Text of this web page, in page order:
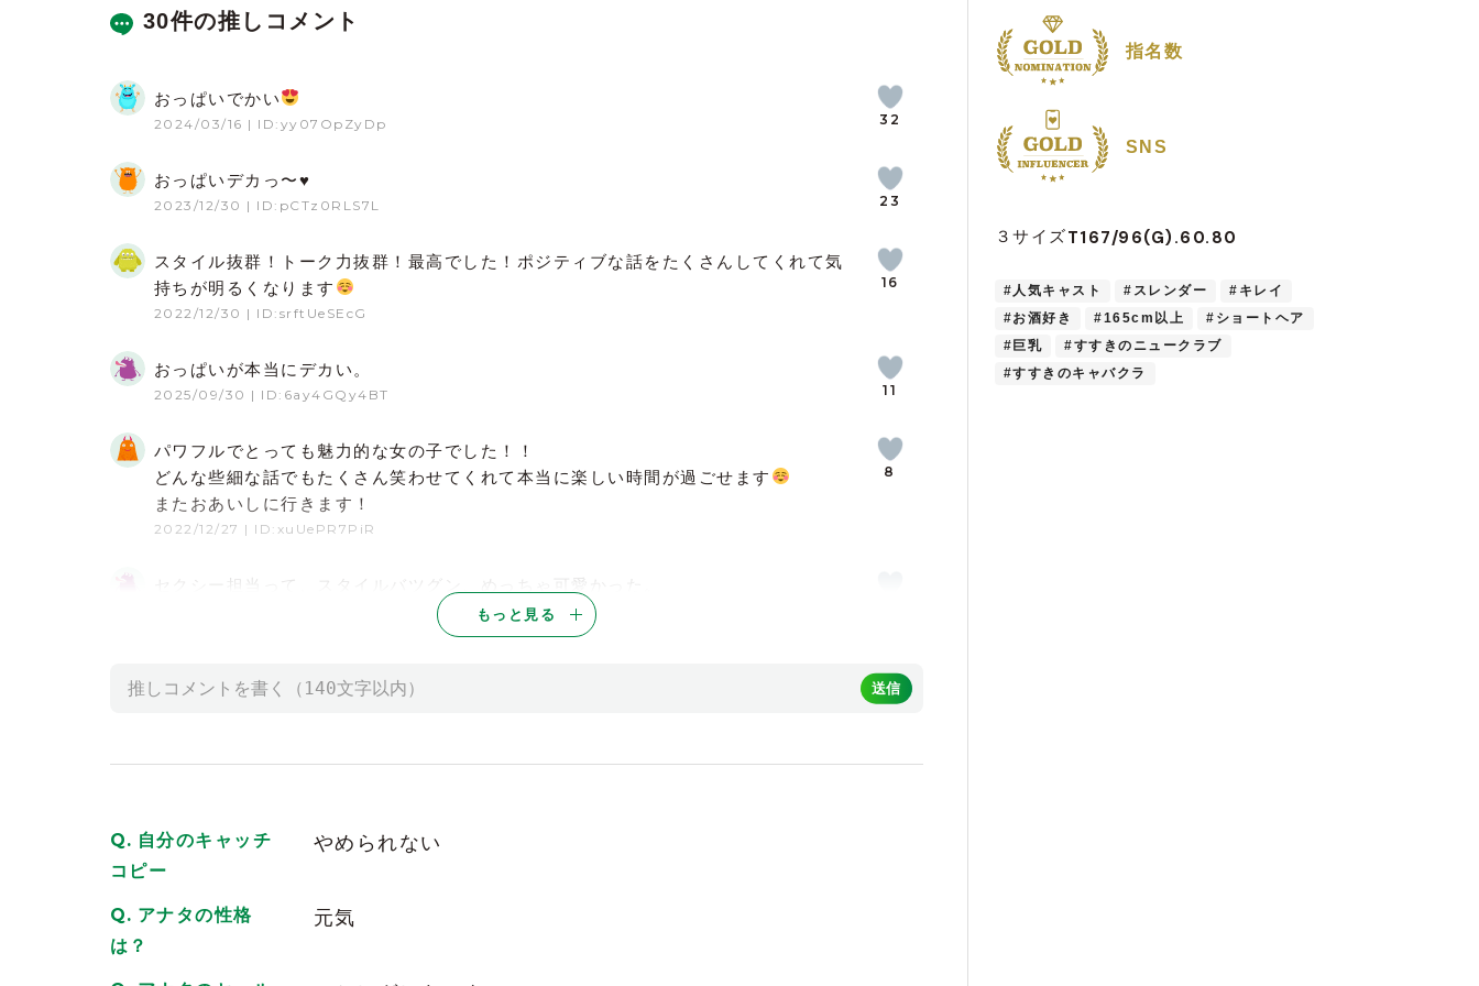
30件の推しコメント
2024/03/16 | ID:yy07OpZyDp
おっぱいでかい
32
2023/12/30 | ID:pCTz0RLS7L
おっぱいデカっ〜♥
23
2022/12/30 | ID:srftUeSEcG
スタイル抜群！トーク力抜群！最高でした！ポジティブな話をたくさんしてくれて気
持ちが明るくなります
16
2025/09/30 | ID:6ay4GQy4BT
おっぱいが本当にデカい。
11
2022/12/27 | ID:xuUePR7PiR
パワフルでとっても魅力的な女の子でした！！
どんな些細な話でもたくさん笑わせてくれて本当に楽しい時間が過ごせます
またおあいしに行きます！
8
セクシー担当って、スタイルバツグン、めっちゃ可愛かった。
2025/02/28| ID:hrMzKbfB39 5
5
2024/03/13 | ID:ZktMa9VcKu
i LOVE you
可愛いわ♫機会があったら行きたいわ 現状は夢のまた夢
もっと見る
自分のキャッチ
コピー
やめられない
アナタの性格
は？
元気
指名数
SNS
３サイズT167/96(G).60.80
#人気キャスト #スレンダー
#キレイ
#お酒好き
#165cm以上
#ショートヘア
#巨乳
#すすきのニュークラブ
#すすきのキャバクラ